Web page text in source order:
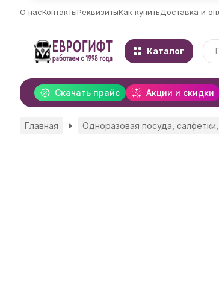
О насКонтактыРеквизитыКак купитьДоставка и
Каталог
Скачать прайс Акции и скидки
Главная Одноразовая посуда,